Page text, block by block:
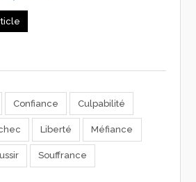
Confiance Culpabilité
Liberté Méfiance
Souffrance